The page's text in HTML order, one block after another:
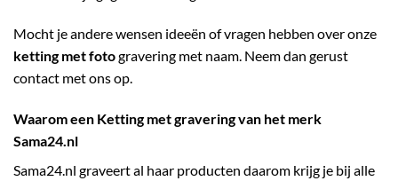
Mocht je andere wensen ideeën of vragen hebben over onze
ketting met fotogravering met naam. Neem dan gerust
contact met ons op.
Waarom een Ketting met gravering van het merk
Sama24.nl
Sama24.nl graveert al haar producten daarom krijg je bij alle